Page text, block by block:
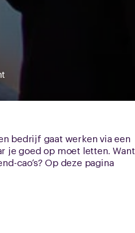
bedrijf gaat werken via een
je goed op moet letten. Want
cao’s? Op deze pagina